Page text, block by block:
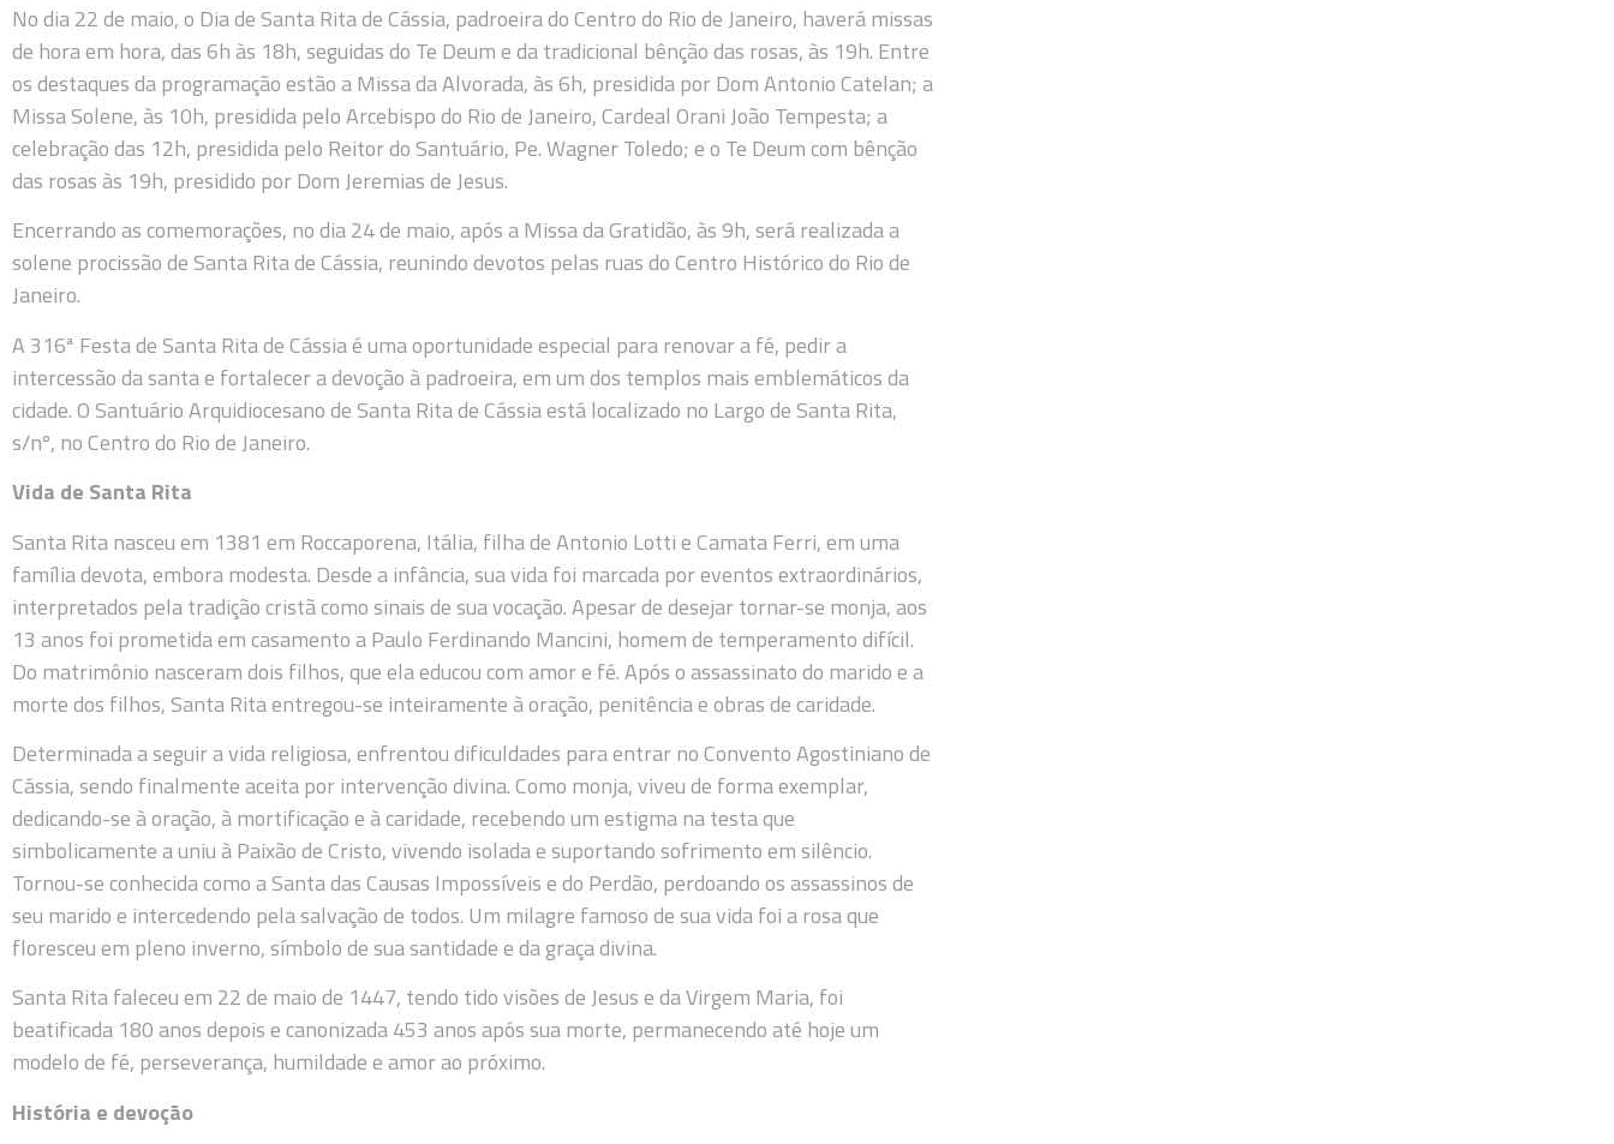
No dia 22 de maio, o Dia de Santa Rita de Cássia, padroeira do Centro do Rio de Janeiro, haverá missas
de hora em hora, das 6h às 18h, seguidas do Te Deum e da tradicional bênção das rosas, às 19h. Entre
os destaques da programação estão a Missa da Alvorada, às 6h, presidida por Dom Antonio Catelan; a
Missa Solene, às 10h, presidida pelo Arcebispo do Rio de Janeiro, Cardeal Orani João Tempesta; a
celebração das 12h, presidida pelo Reitor do Santuário, Pe. Wagner Toledo; e o Te Deum com bênção
das rosas às 19h, presidido por Dom Jeremias de Jesus.
Encerrando as comemorações, no dia 24 de maio, após a Missa da Gratidão, às 9h, será realizada a
solene procissão de Santa Rita de Cássia, reunindo devotos pelas ruas do Centro Histórico do Rio de
Janeiro.
A 316ª Festa de Santa Rita de Cássia é uma oportunidade especial para renovar a fé, pedir a
intercessão da santa e fortalecer a devoção à padroeira, em um dos templos mais emblemáticos da
cidade. O Santuário Arquidiocesano de Santa Rita de Cássia está localizado no Largo de Santa Rita,
s/nº, no Centro do Rio de Janeiro.
Vida de Santa Rita
Santa Rita nasceu em 1381 em Roccaporena, Itália, filha de Antonio Lotti e Camata Ferri, em uma
família devota, embora modesta. Desde a infância, sua vida foi marcada por eventos extraordinários,
interpretados pela tradição cristã como sinais de sua vocação. Apesar de desejar tornar-se monja, aos
13 anos foi prometida em casamento a Paulo Ferdinando Mancini, homem de temperamento difícil.
Do matrimônio nasceram dois filhos, que ela educou com amor e fé. Após o assassinato do marido e a
morte dos filhos, Santa Rita entregou-se inteiramente à oração, penitência e obras de caridade.
Determinada a seguir a vida religiosa, enfrentou dificuldades para entrar no Convento Agostiniano de
Cássia, sendo finalmente aceita por intervenção divina. Como monja, viveu de forma exemplar,
dedicando-se à oração, à mortificação e à caridade, recebendo um estigma na testa que
simbolicamente a uniu à Paixão de Cristo, vivendo isolada e suportando sofrimento em silêncio.
Tornou-se conhecida como a Santa das Causas Impossíveis e do Perdão, perdoando os assassinos de
seu marido e intercedendo pela salvação de todos. Um milagre famoso de sua vida foi a rosa que
floresceu em pleno inverno, símbolo de sua santidade e da graça divina.
Santa Rita faleceu em 22 de maio de 1447, tendo tido visões de Jesus e da Virgem Maria, foi
beatificada 180 anos depois e canonizada 453 anos após sua morte, permanecendo até hoje um
modelo de fé, perseverança, humildade e amor ao próximo.
História e devoção